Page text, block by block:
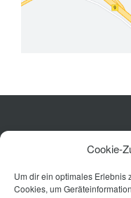
Cookie-
Um dir ein optimales Erlebnis
Cookies, um